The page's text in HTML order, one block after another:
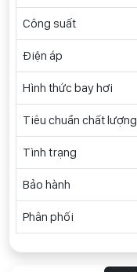
Công suất
Điện áp
Hình thức bay hơi
Tiêu chuẩn chất lượng
Tình trạng
Bảo hành
Phân phối